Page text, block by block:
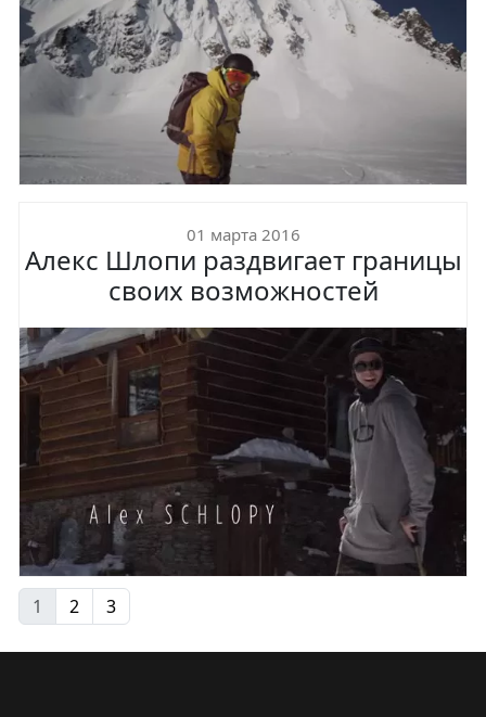
01 марта 2016
Алекс Шлопи раздвигает границы
своих возможностей
1 2 3